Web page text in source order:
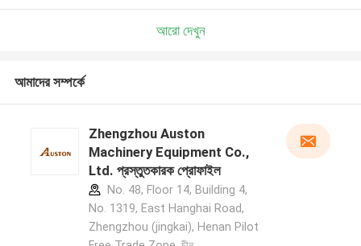
আরো দেখুন
আমাদের সম্পর্কে
Zhengzhou Auston
Machinery Equipment Co.,
Ltd. প্রস্তুতকারক প্রোফাইল
No. 48, Floor 14, Building 4,
No. 1319, East Hanghai Road,
Zhengzhou (jingkai), Henan Pilot